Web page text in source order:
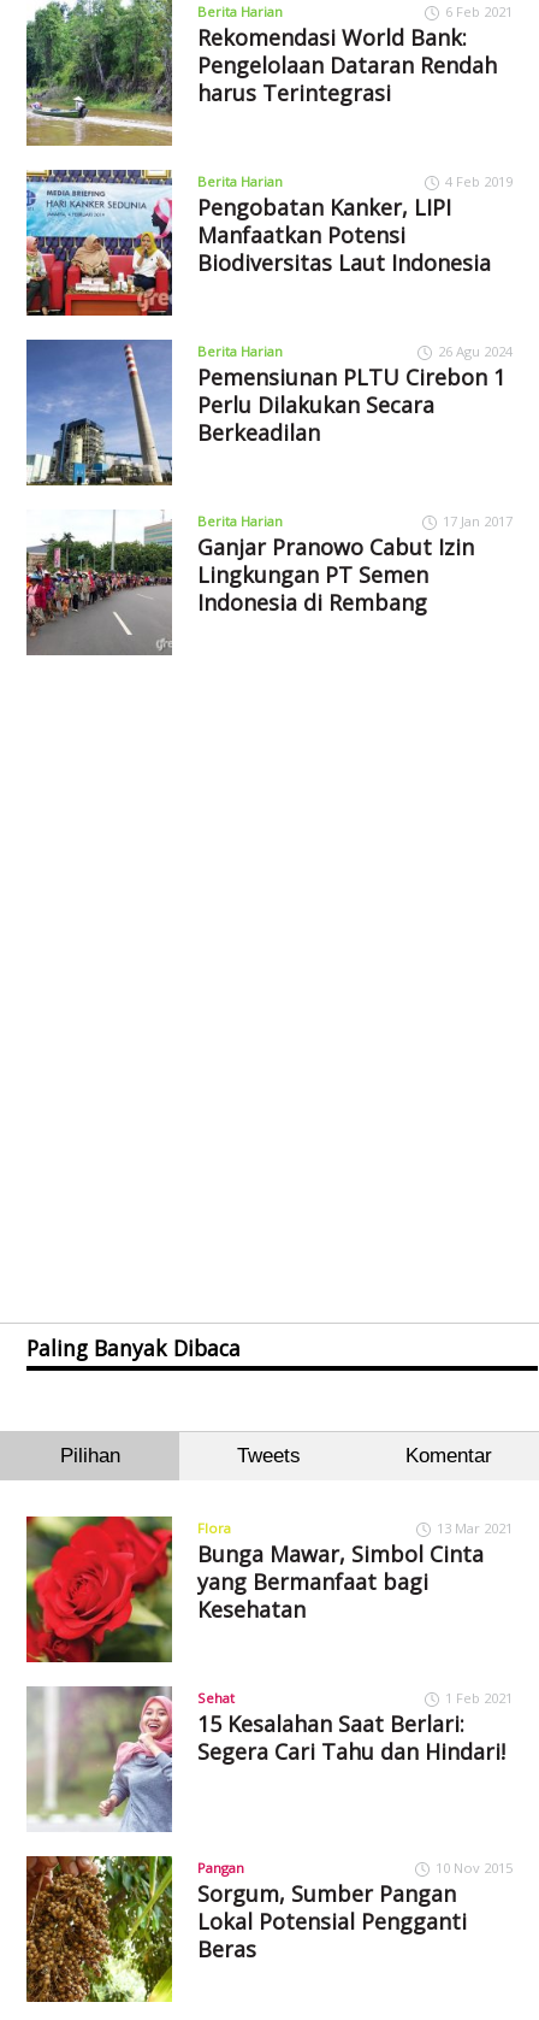
Berita Harian 6 Feb 2021
Rekomendasi World Bank:
Pengelolaan Dataran Rendah
harus Terintegrasi
Berita Harian 4 Feb 2019
Pengobatan Kanker, LIPI
Manfaatkan Potensi
Biodiversitas Laut Indonesia
Berita Harian 26 Agu 2024
Pemensiunan PLTU Cirebon 1
Perlu Dilakukan Secara
Berkeadilan
Berita Harian 17 Jan 2017
Ganjar Pranowo Cabut Izin
Lingkungan PT Semen
Indonesia di Rembang
Paling Banyak Dibaca
Pilihan Tweets Komentar
Flora 13 Mar 2021
Bunga Mawar, Simbol Cinta
yang Bermanfaat bagi
Kesehatan
Sehat 1 Feb 2021
15 Kesalahan Saat Berlari:
Segera Cari Tahu dan Hindari!
Pangan 10 Nov 2015
Sorgum, Sumber Pangan
Lokal Potensial Pengganti
Beras